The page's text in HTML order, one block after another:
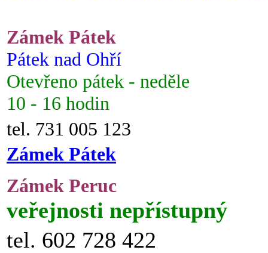
Zámek Pátek
Pátek nad Ohří
Otevřeno pátek - neděle
10 - 16 hodin
tel. 731 005 123
Zámek Pátek
Zámek Peruc
veřejnosti nepřístupný
tel. 602 728 422